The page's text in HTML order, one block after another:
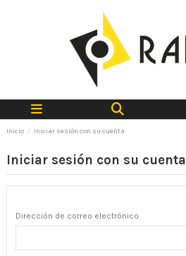
Inicio Iniciar sesión con su cuenta
Iniciar sesión con su cuenta
Dirección de correo electrónico